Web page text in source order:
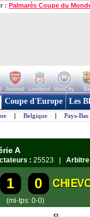
: Palmarès Coupe du
Arsenal Liverpool ManCity
Coupe d'Europe Les
| Belgique | Pays-Bas
A
: 25523 |
1 0
(mi-tps: 0-0)